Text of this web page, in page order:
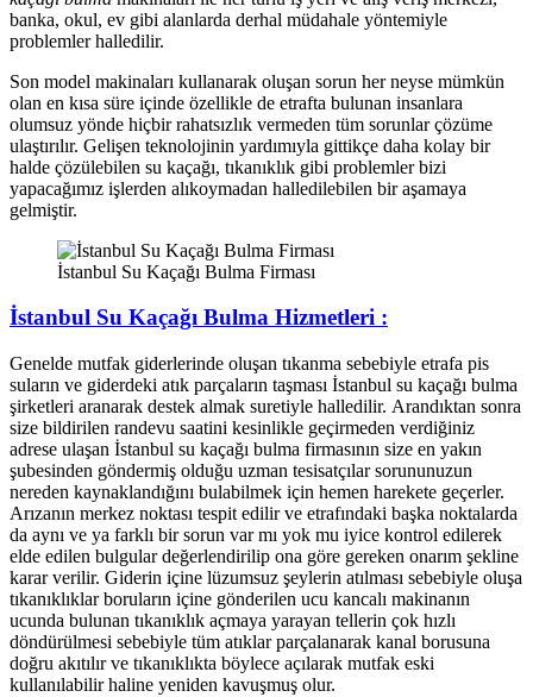
banka, okul, ev gibi alanlarda derhal müdahale yöntemiyle
problemler halledilir.
Son model makinaları kullanarak oluşan sorun her neyse mümkün
olan en kısa süre içinde özellikle de etrafta bulunan insanlara
olumsuz yönde hiçbir rahatsızlık vermeden tüm sorunlar çözüme
ulaştırılır. Gelişen teknolojinin yardımıyla gittikçe daha kolay bir
halde çözülebilen su kaçağı, tıkanıklık gibi problemler bizi
yapacağımız işlerden alıkoymadan halledilebilen bir aşamaya
gelmiştir.
İstanbul Su Kaçağı Bulma Firması
İstanbul Su Kaçağı Bulma Hizmetleri :
Genelde mutfak giderlerinde oluşan tıkanma sebebiyle etrafa pis
suların ve giderdeki atık parçaların taşması İstanbul su kaçağı bulma
şirketleri aranarak destek almak suretiyle halledilir. Arandıktan sonra
size bildirilen randevu saatini kesinlikle geçirmeden verdiğiniz
adrese ulaşan İstanbul su kaçağı bulma firmasının size en yakın
şubesinden göndermiş olduğu uzman tesisatçılar sorununuzun
nereden kaynaklandığını bulabilmek için hemen harekete geçerler.
Arızanın merkez noktası tespit edilir ve etrafındaki başka noktalarda
da aynı ve ya farklı bir sorun var mı yok mu iyice kontrol edilerek
elde edilen bulgular değerlendirilip ona göre gereken onarım şekline
karar verilir. Giderin içine lüzumsuz şeylerin atılması sebebiyle oluşa
tıkanıklıklar boruların içine gönderilen ucu kancalı makinanın
ucunda bulunan tıkanıklık açmaya yarayan tellerin çok hızlı
döndürülmesi sebebiyle tüm atıklar parçalanarak kanal borusuna
doğru akıtılır ve tıkanıklıkta böylece açılarak mutfak eski
kullanılabilir haline yeniden kavuşmuş olur.